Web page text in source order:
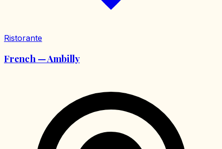
Ristorante
French — Ambilly